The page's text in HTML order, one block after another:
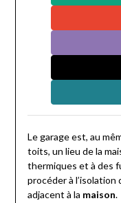
Le garage est, au
toits, un lieu de la
thermiques et à des
procéder à
adjacent à la maison.